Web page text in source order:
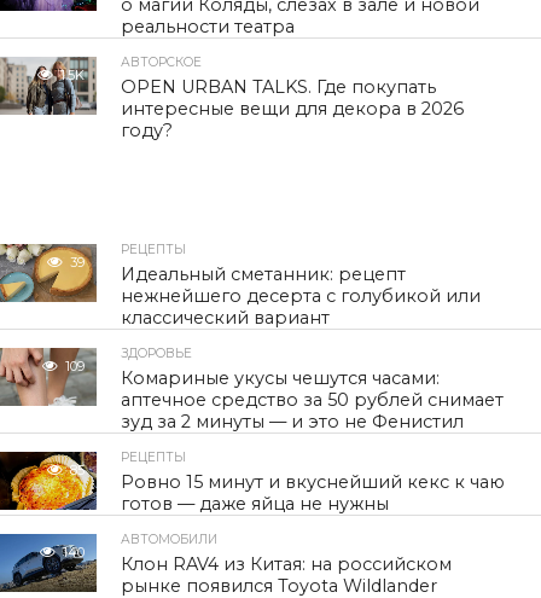
о магии Коляды, слёзах в зале и новой
реальности театра
1.5K
АВТОРСКОЕ
OPEN URBAN TALKS. Где покупать
интересные вещи для декора в 2026
году?
39
РЕЦЕПТЫ
Идеальный сметанник: рецепт
нежнейшего десерта с голубикой или
классический вариант
109
ЗДОРОВЬЕ
Комариные укусы чешутся часами:
аптечное средство за 50 рублей снимает
зуд за 2 минуты — и это не Фенистил
85
РЕЦЕПТЫ
Ровно 15 минут и вкуснейший кекс к чаю
готов — даже яйца не нужны
140
АВТОМОБИЛИ
Клон RAV4 из Китая: на российском
рынке появился Toyota Wildlander